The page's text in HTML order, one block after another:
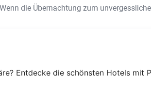
Wenn die Übernachtung zum
Entdecke die schönsten Hotels